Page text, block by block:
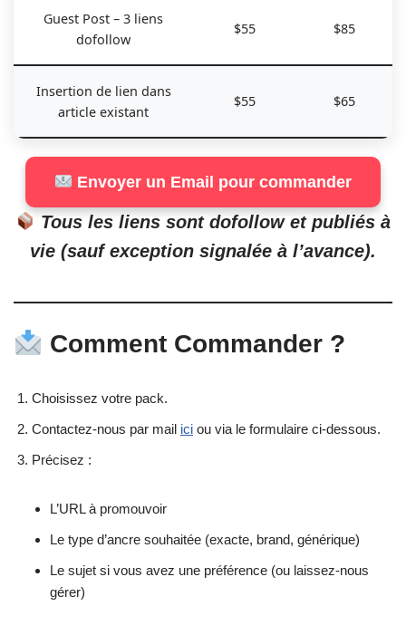
Guest Post – 3 liens
dofollow
$55 $85
Insertion de lien dans
article existant
$55 $65
Envoyer un Email pour commander
Tous les liens sont dofollow et publiés à
vie (sauf exception signalée à l’avance).
Comment Commander ?
Choisissez votre pack.
Contactez-nous par mail ici ou via le formulaire ci-dessous.
Précisez :
L’URL à promouvoir
Le type d’ancre souhaitée (exacte, brand, générique)
Le sujet si vous avez une préférence (ou laissez-nous
gérer)